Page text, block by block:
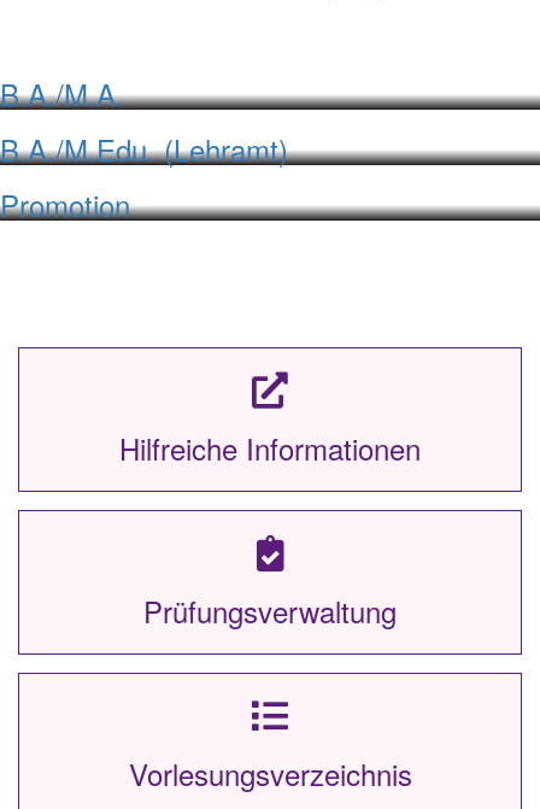
B.A./M.A.
B.A./M.Edu. (Lehramt)
Promotion
Hilfreiche Informationen
Prüfungsverwaltung
Vorlesungsverzeichnis